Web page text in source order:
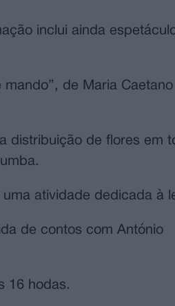
inclui ainda
de Maria Caetano
distribuição de flores em
atividade dedicada à
de contos com António
16 hodas.